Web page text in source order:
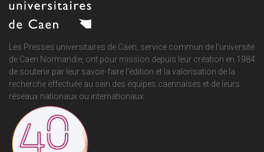
Les Presses universitaires de Caen, service commun de l'université
de Caen Normandie, ont pour mission depuis leur création en 1984
de soutenir par leur savoir-faire l'édition et la valorisation de la
recherche effectuée au sein des équipes caennaises et de leurs
réseaux nationaux ou internationaux.